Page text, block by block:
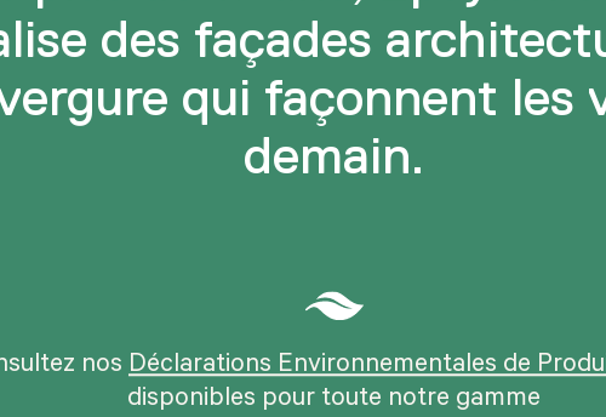
des façades
qui façonnent les
demain.
nos Déclarations Environnementales de
disponibles pour toute notre gamme